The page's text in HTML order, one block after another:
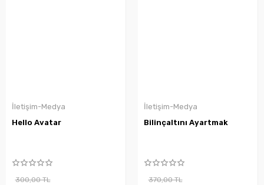
İletişim-Medya
Hello Avatar
300,00 TL
İletişim-Medya
Bilinçaltını Ayartmak
370,00 TL